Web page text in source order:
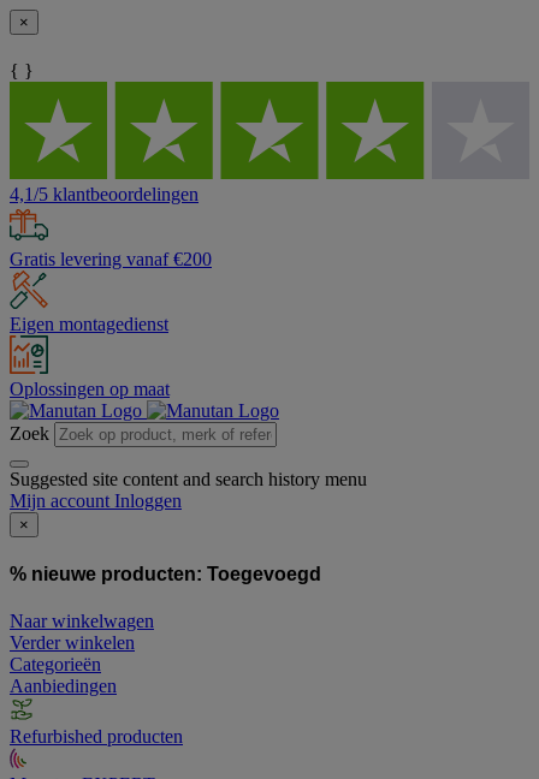
×
{ }
4,1/5 klantbeoordelingen
Gratis levering vanaf €200
Eigen montagedienst
Oplossingen op maat
Zoek
Suggested site content and search history menu
Mijn account Inloggen
×
% nieuwe producten: Toegevoegd
Naar winkelwagen
Verder winkelen
Categorieën
Aanbiedingen
Refurbished producten